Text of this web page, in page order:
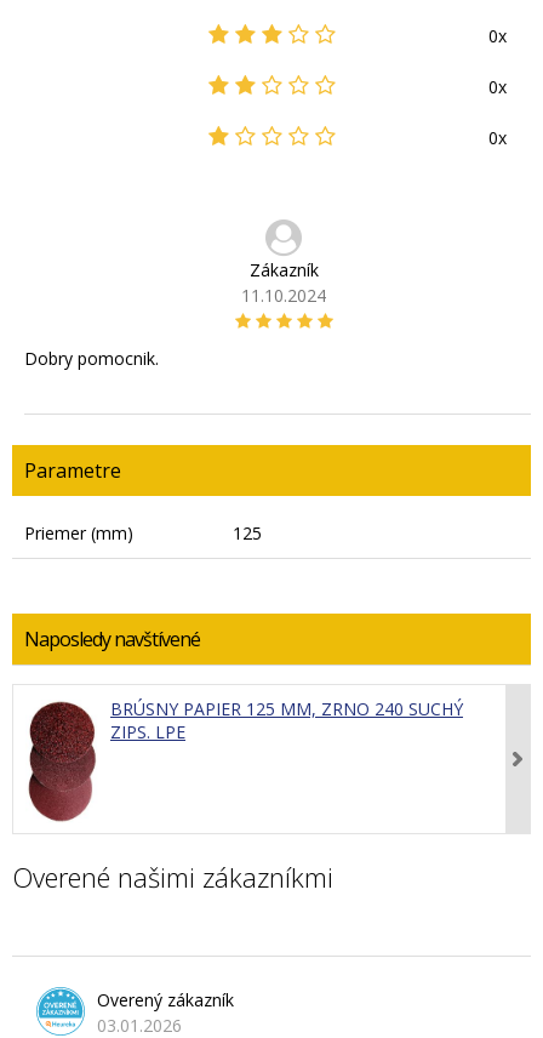
0x
0x
0x
Zákazník
11.10.2024
Dobry pomocnik.
Parametre
Priemer (mm) 125
Naposledy navštívené
BRÚSNY PAPIER 125 MM, ZRNO 240 SUCHÝ
ZIPS. LPE
Overené našimi zákazníkmi
Overený zákazník
03.01.2026